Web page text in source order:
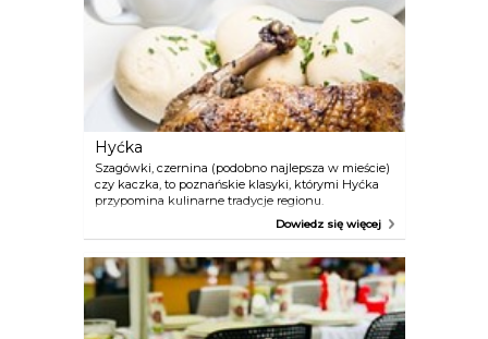
Hyćka
Szagówki, czernina (podobno najlepsza w mieście)
czy kaczka, to poznańskie klasyki, którymi Hyćka
przypomina kulinarne tradycje regionu.
Organizowane są tu także koncerty iDowiedz się więcej